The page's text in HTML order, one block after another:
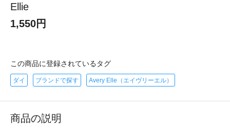
Ellie
1,550円
この商品に登録されているタグ
ダイ ブランドで探す Avery Elle（エイヴリーエル）
商品の説明